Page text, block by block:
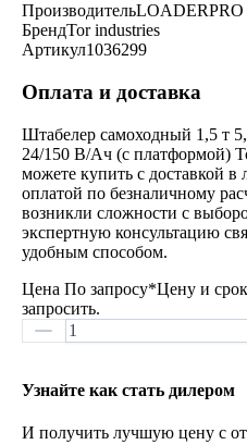
ПроизводительLOADERPRO
БрендTor industries
Артикул1036299
Оплата и доставка
Штабелер самоходный 1,5 т
24/150 В/Ач (с платформой)
можете купить с доставкой
оплатой по безналичному
возникли сложности с
экспертную консультацию
удобным способом.
Цена По запросу*Цену и
запросить.
Узнайте как стать дилером
И получить лучшую цену с